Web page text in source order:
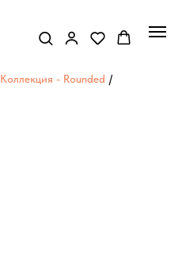
Коллекция - Rounded /